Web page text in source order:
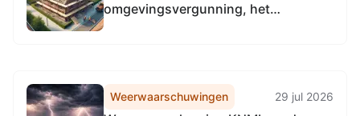
omgevingsvergunning, het
Weerwaarschuwingen 29 jul 2026